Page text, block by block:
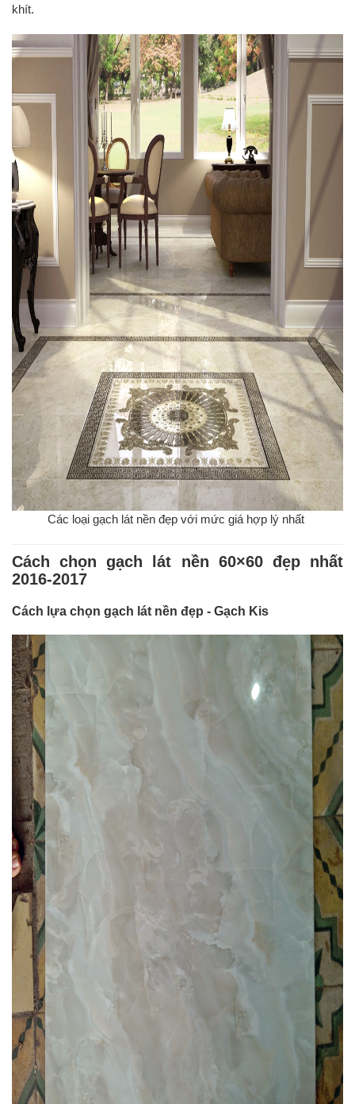
khít.
Các loại gạch lát nền đẹp với mức giá hợp lý nhất
Cách chọn gạch lát nền 60×60 đẹp nhất
2016-2017
Cách lựa chọn gạch lát nền đẹp - Gạch Kis